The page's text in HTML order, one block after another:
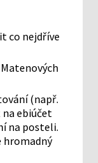
co nejdříve
(např.
ebiúčet
na posteli.
hromadný